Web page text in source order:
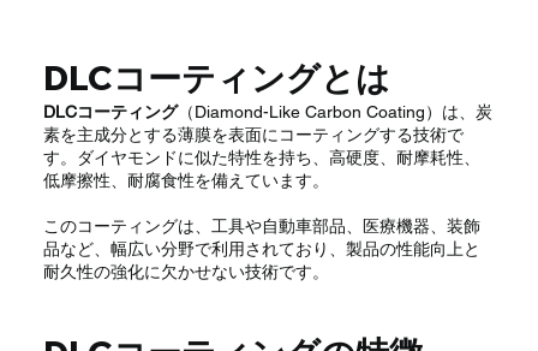
DLCコーティングとは
DLCコーティング（Diamond-Like Carbon Coating）は、炭
素を主成分とする薄膜を表面にコーティングする技術で
す。ダイヤモンドに似た特性を持ち、高硬度、耐摩耗性、
低摩擦性、耐腐食性を備えています。
このコーティングは、工具や自動車部品、医療機器、装飾
品など、幅広い分野で利用されており、製品の性能向上と
耐久性の強化に欠かせない技術です。